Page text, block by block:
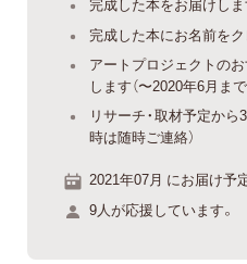
完成した本にお名前を
アートプロジェクトの
します（〜2020年6月まで
リサーチ・取材予定から
時は随時ご連絡）
2021年07月 にお届け予
9人が応援しています。